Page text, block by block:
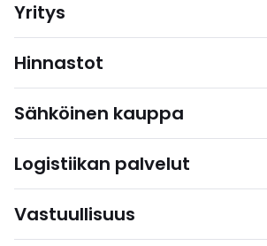
Yritys
Hinnastot
Sähköinen kauppa
Logistiikan palvelut
Vastuullisuus